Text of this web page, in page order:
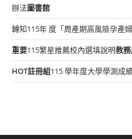
辦法圖書館
轉知115年 度「周產期高風險孕產
重要115繁星推薦校內選填說明教
HOT註冊組115 學年度大學學測成